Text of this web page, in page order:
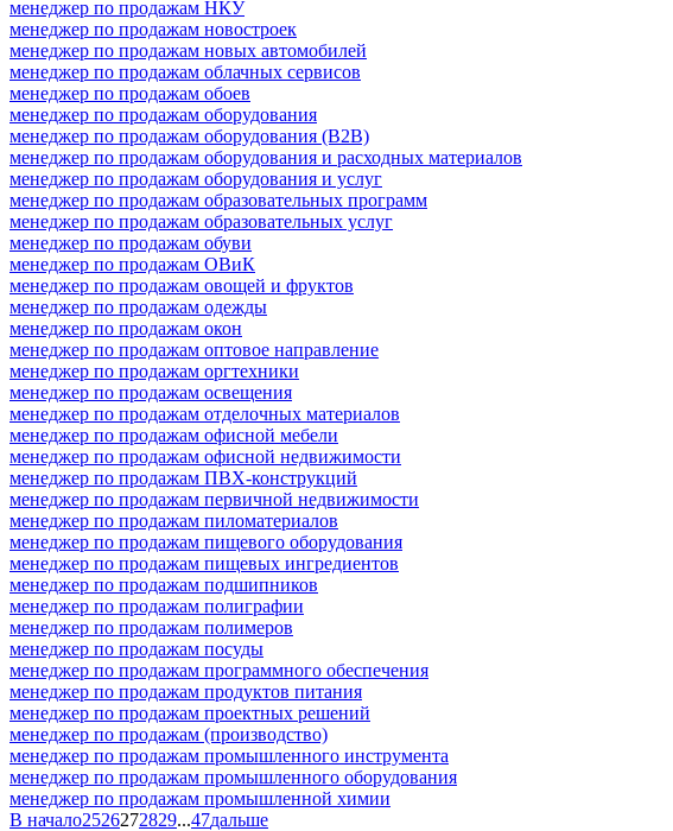
менеджер по продажам НКУ
менеджер по продажам новостроек
менеджер по продажам новых автомобилей
менеджер по продажам облачных сервисов
менеджер по продажам обоев
менеджер по продажам оборудования
менеджер по продажам оборудования (B2B)
менеджер по продажам оборудования и расходных материалов
менеджер по продажам оборудования и услуг
менеджер по продажам образовательных программ
менеджер по продажам образовательных услуг
менеджер по продажам обуви
менеджер по продажам ОВиК
менеджер по продажам овощей и фруктов
менеджер по продажам одежды
менеджер по продажам окон
менеджер по продажам оптовое направление
менеджер по продажам оргтехники
менеджер по продажам освещения
менеджер по продажам отделочных материалов
менеджер по продажам офисной мебели
менеджер по продажам офисной недвижимости
менеджер по продажам ПВХ-конструкций
менеджер по продажам первичной недвижимости
менеджер по продажам пиломатериалов
менеджер по продажам пищевого оборудования
менеджер по продажам пищевых ингредиентов
менеджер по продажам подшипников
менеджер по продажам полиграфии
менеджер по продажам полимеров
менеджер по продажам посуды
менеджер по продажам программного обеспечения
менеджер по продажам продуктов питания
менеджер по продажам проектных решений
менеджер по продажам (производство)
менеджер по продажам промышленного инструмента
менеджер по продажам промышленного оборудования
менеджер по продажам промышленной химии
В начало2526272829...47дальше